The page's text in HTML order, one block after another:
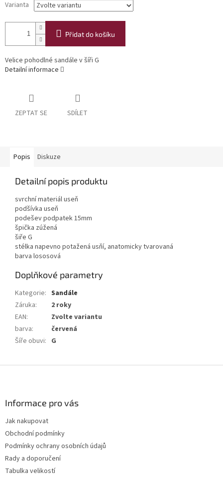
Varianta
Přidat do košíku
Velice pohodlné sandále v šíři G
Detailní informace
ZEPTAT SE SDÍLET
Popis Diskuze
Detailní popis produktu
svrchní materiál useň
podšívka useň
podešev podpatek 15mm
špička zúžená
šiře G
stélka napevno potažená usňí, anatomicky tvarovaná
barva lososová
Doplňkové parametry
Kategorie: Sandále
Záruka:
2 roky
EAN:
Zvolte variantu
barva:
červená
Šíře obuvi: G
Informace pro vás
Jak nakupovat
Obchodní podmínky
Podmínky ochrany osobních údajů
Rady a doporučení
Tabulka velikostí